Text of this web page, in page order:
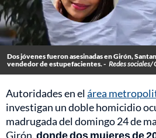
Dos jóvenes fueron asesinadas en Girón,
vendedor de estupefacientes. - Redes sociales/
Autoridades en elárea
investigan un doble homicidio
madrugada del domingo 24 de
Girón,donde dos mujeres de